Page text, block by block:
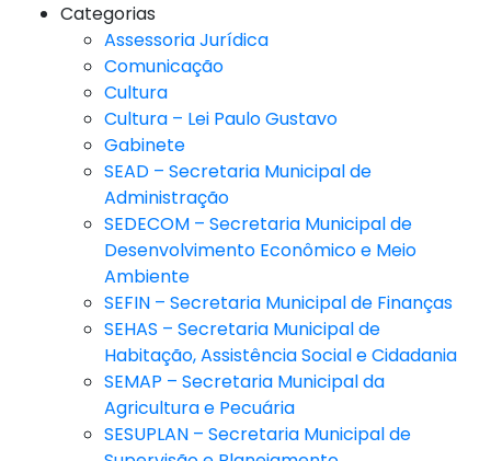
Categorias
Assessoria Jurídica
Comunicação
Cultura
Cultura – Lei Paulo Gustavo
Gabinete
SEAD – Secretaria Municipal de
Administração
SEDECOM – Secretaria Municipal de
Desenvolvimento Econômico e Meio
Ambiente
SEFIN – Secretaria Municipal de Finanças
SEHAS – Secretaria Municipal de
Habitação, Assistência Social e Cidadania
SEMAP – Secretaria Municipal da
Agricultura e Pecuária
SESUPLAN – Secretaria Municipal de